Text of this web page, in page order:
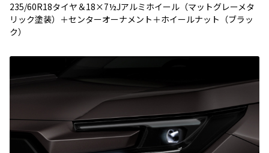
235/60R18タイヤ＆18×7½Jアルミホイール（マットグレーメタ
リック塗装）＋センターオーナメント＋ホイールナット（ブラッ
ク）